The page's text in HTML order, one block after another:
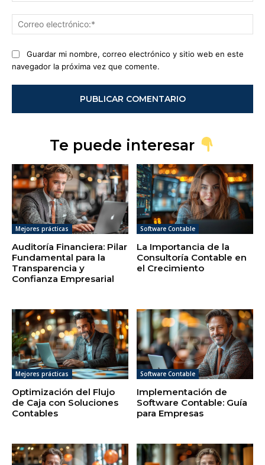
Guardar mi nombre, correo electrónico y sitio web en este
navegador la próxima vez que comente.
Te puede interesar
Mejores prácticas
Auditoría Financiera: Pilar
Fundamental para la
Transparencia y
Confianza Empresarial
Software Contable
La Importancia de la
Consultoría Contable en
el Crecimiento
Mejores prácticas
Optimización del Flujo
de Caja con Soluciones
Contables
Software Contable
Implementación de
Software Contable: Guía
para Empresas